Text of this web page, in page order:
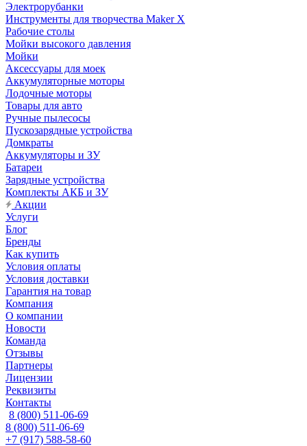
Электрорубанки
Инструменты для творчества Maker X
Рабочие столы
Мойки высокого давления
Мойки
Аксессуары для моек
Аккумуляторные моторы
Лодочные моторы
Товары для авто
Ручные пылесосы
Пускозарядные устройства
Домкраты
Аккумуляторы и ЗУ
Батареи
Зарядные устройства
Комплекты АКБ и ЗУ
Акции
Услуги
Блог
Бренды
Как купить
Условия оплаты
Условия доставки
Гарантия на товар
Компания
О компании
Новости
Команда
Отзывы
Партнеры
Лицензии
Реквизиты
Контакты
8 (800) 511-06-69
8 (800) 511-06-69
+7 (917) 588-58-60